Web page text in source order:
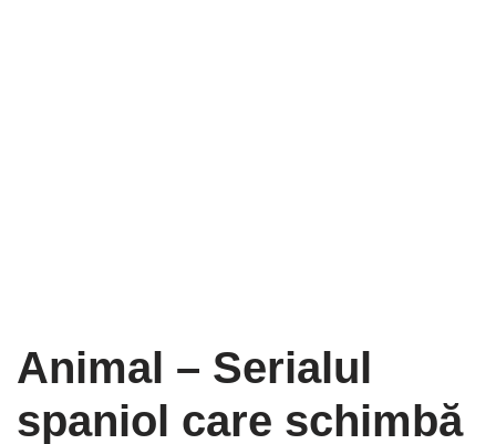
Animal – Serialul
spaniol care schimbă